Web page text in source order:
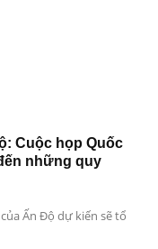
Cuộc họp Quốc
những quy
Ấn Độ dự kiến ​​sẽ tổ